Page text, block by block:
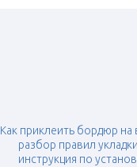
Как приклеить бордюр на
разбор правил
инструкция по